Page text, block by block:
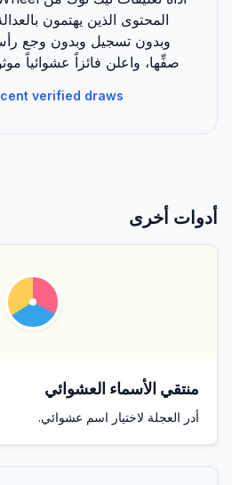
المحتوى الذين يهتمون
وبدون تسجيل وبدون وجع
صفِّها، واعلن فائزاً عشوائياً
verified draws →
أدوات أخرى
منتقي الأسماء العشوائي
أدر العجلة لاختيار اسم عشوائي.